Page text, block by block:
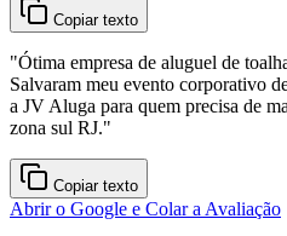
Copiar texto
"Ótima empresa de aluguel de
Salvaram meu evento corporativo
a JV Aluga para quem precisa de
zona sul RJ."
Copiar texto
Abrir o Google e Colar a Avaliação